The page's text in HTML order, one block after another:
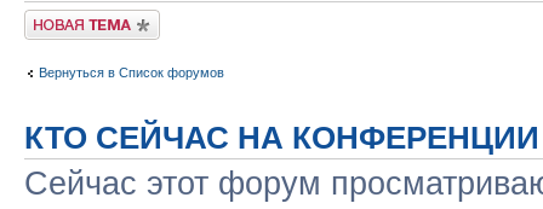
Новая тема
Вернуться в Список форумов
КТО СЕЙЧАС НА КОНФЕРЕНЦИИ
Сейчас этот форум